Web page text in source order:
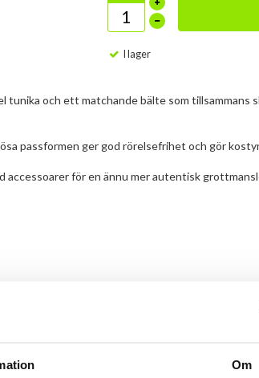
Om
I lager
tunika och ett matchande bälte som tillsammans
passformen ger god rörelsefrihet och gör
accessoarer för en ännu mer autentisk